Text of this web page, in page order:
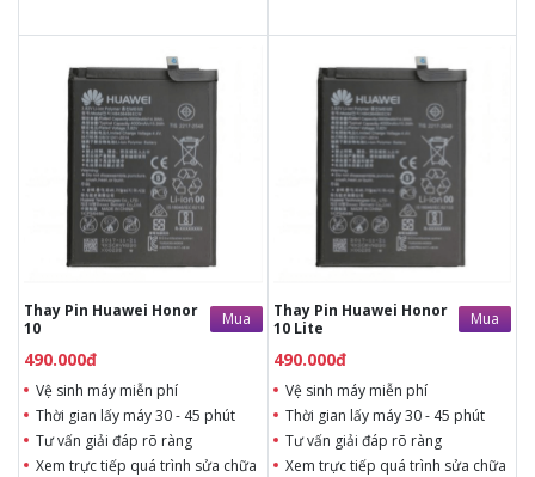
Thay Pin Huawei Honor
10
Mua
490.000đ
Vệ sinh máy miễn phí
Thời gian lấy máy 30 - 45 phút
Tư vấn giải đáp rõ ràng
Xem trực tiếp quá trình sửa chữa
490.000đ Liên hệ
Vệ sinh máy miễn phí
Thời gian lấy máy 30 - 45
phút
Tư vấn giải đáp rõ ràng
Xem trực tiếp quá trình
thay/ép mặt kính
Tùy ý lựa chọn mặt
kính thay
Bảo hành 12 tháng
Thay Pin Huawei Honor
10 Lite
Mua
490.000đ
Vệ sinh máy miễn phí
Thời gian lấy máy 30 - 45 phút
Tư vấn giải đáp rõ ràng
Xem trực tiếp quá trình sửa chữa
490.000đ Liên hệ
Vệ sinh máy miễn phí
Thời gian lấy máy 30 - 45
phút
Tư vấn giải đáp rõ ràng
Xem trực tiếp quá trình
thay/ép mặt kính
Tùy ý lựa chọn mặt
kính thay